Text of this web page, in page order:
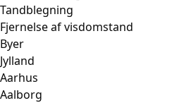
Tandblegning
Fjernelse af visdomstand
Byer
Jylland
Aarhus
Aalborg